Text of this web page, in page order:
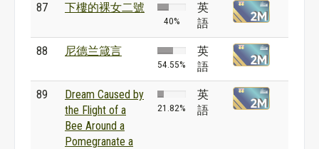
87 下樓的裸女二號
40%
英
語
88 尼德兰箴言
54.55%
英
語
89
Dream Caused by
the Flight of a
Bee Around a
Pomegranate a
21.82%
英
語